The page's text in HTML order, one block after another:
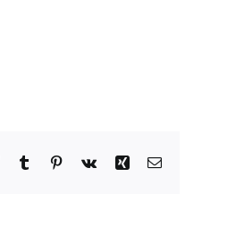
Tumblr Pinterest
Vk Xing Email: